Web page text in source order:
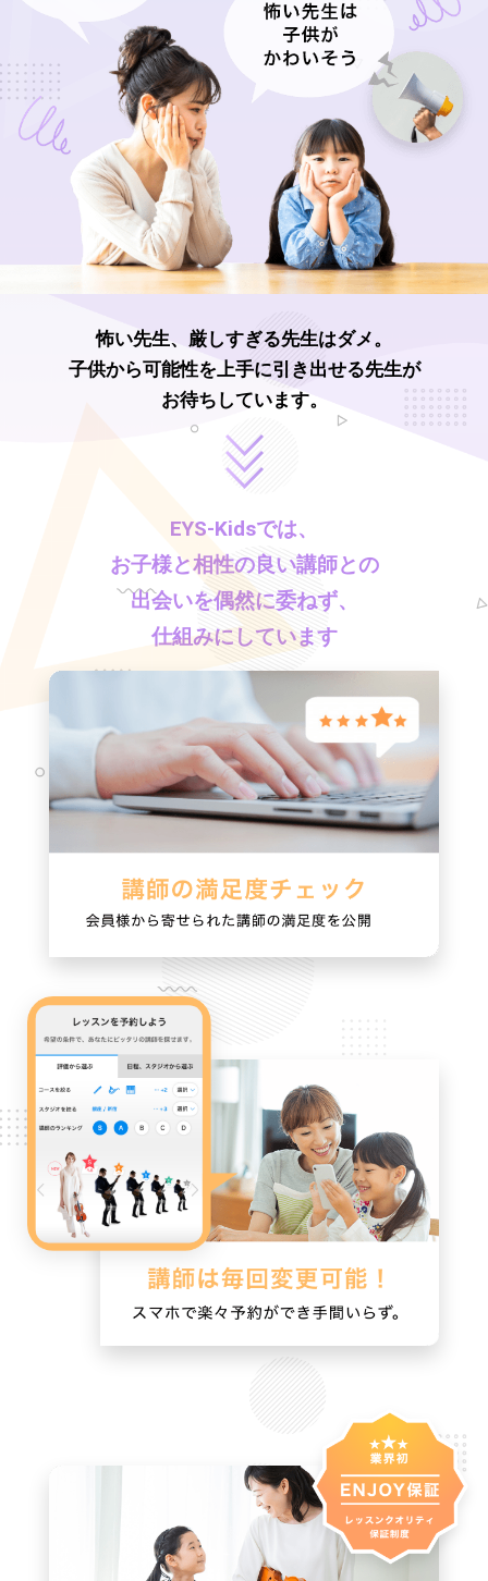
怖い先生、厳しすぎる先生はダメ。
子供から可能性を上手に引き出せる先生が
お待ちしています。
EYS-Kidsでは、
お子様と相性の良い講師との
出会いを偶然に委ねず、
仕組みにしています